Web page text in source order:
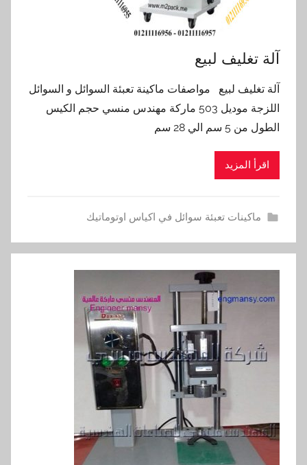
آلة تغليف لبيع
آلة تغليف لبيع مواصفات ماكينة تعبئة السوائل و السوائل
اللزجة موديل 503 ماركة مهندس منسي حجم الكيس
الطول من 5 سم الي 28 سم
اقرأ المزيد
ماكينات تعبئة سوائل في اكياس اوتوماتيك